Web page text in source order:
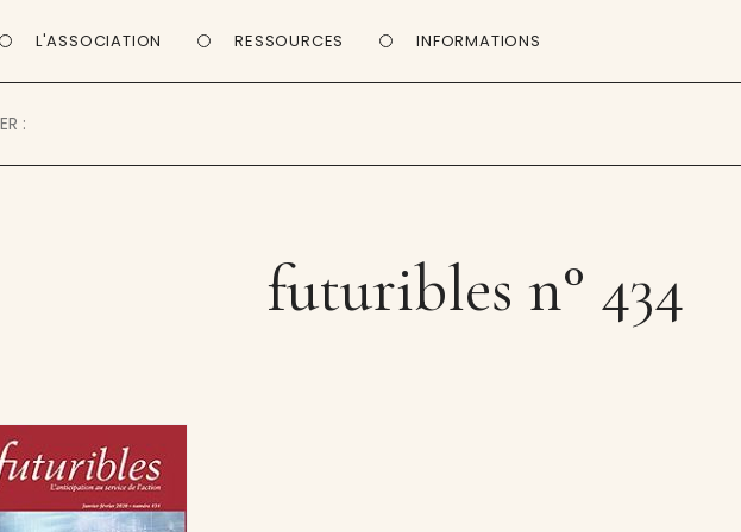
L'ASSOCIATION RESSOURCES INFORMATIONS
futuribles n° 434